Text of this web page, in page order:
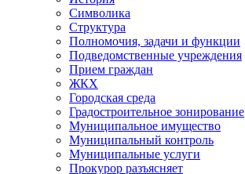
Символика
Структура
Полномочия, задачи и функции
Подведомственные учреждения
Прием граждан
ЖКХ
Городская среда
Градостроительное зонирование
Муниципальное имущество
Муниципальный контроль
Муниципальные услуги
Прокурор разъясняет